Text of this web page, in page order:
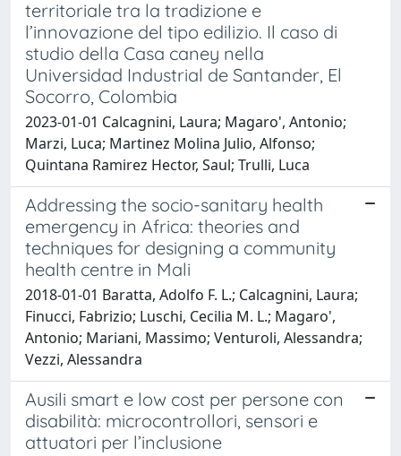
territoriale tra la tradizione e
l’innovazione del tipo edilizio. Il caso di
studio della Casa caney nella
Universidad Industrial de Santander, El
Socorro, Colombia
2023-01-01 Calcagnini, Laura; Magaro', Antonio;
Marzi, Luca; Martinez Molina Julio, Alfonso;
Quintana Ramirez Hector, Saul; Trulli, Luca
Addressing the socio-sanitary health
emergency in Africa: theories and
techniques for designing a community
health centre in Mali
2018-01-01 Baratta, Adolfo F. L.; Calcagnini, Laura;
Finucci, Fabrizio; Luschi, Cecilia M. L.; Magaro',
Antonio; Mariani, Massimo; Venturoli, Alessandra;
Vezzi, Alessandra
Ausili smart e low cost per persone con
disabilità: microcontrollori, sensori e
attuatori per l’inclusione